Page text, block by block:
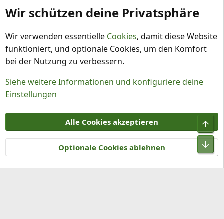
Schlagworte
Nutzungsbedingungen
Datenschutz
Hilfe und Impressum
R
S
S
Community platform by XenForo® © 2010-2026 XenForo Ltd.
Wir schützen deine Privatsphäre
Wir verwenden essentielle Cookies, damit diese Website
funktioniert, und optionale Cookies, um den Komfort
bei der Nutzung zu verbessern.
Siehe weitere Informationen und konfiguriere deine
Einstellungen
Alle Cookies akzeptieren
Optionale Cookies ablehnen